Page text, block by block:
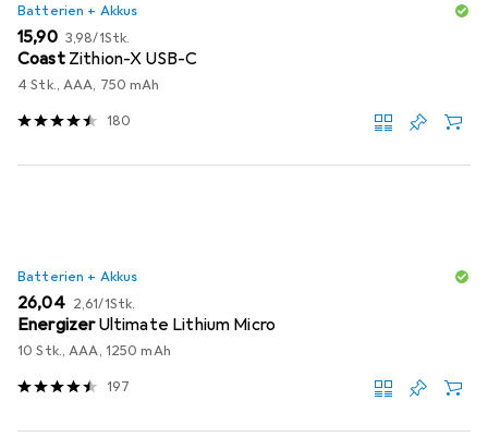
Batterien + Akkus
EUR
15,90 EUR
3,98/1Stk.
Coast Zithion-X USB-C
4 Stk., AAA, 750 mAh
180
Batterien + Akkus
EUR
26,04 EUR
2,61/1Stk.
EnergizerUltimate Lithium Micro
10 Stk., AAA, 1250 mAh
197